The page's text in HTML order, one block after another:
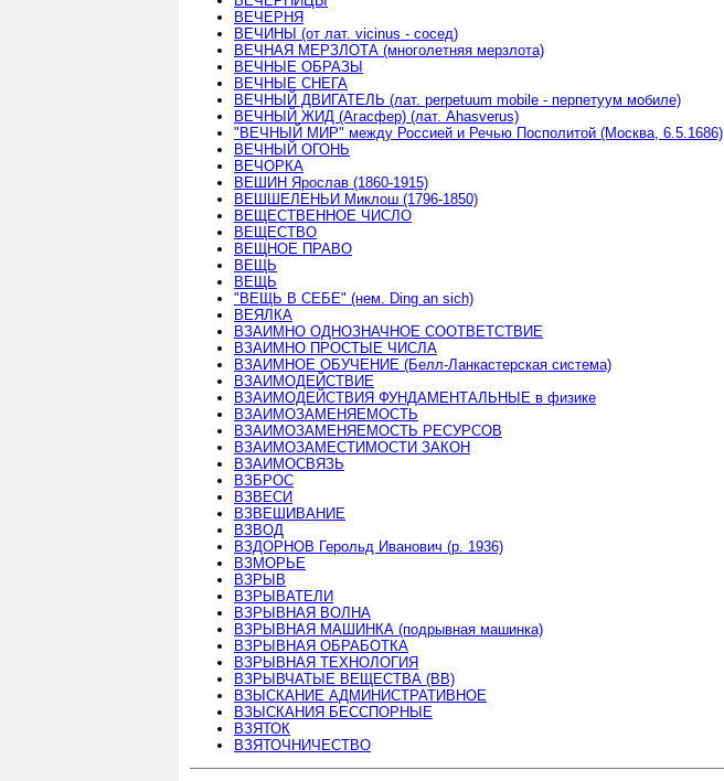
ВЕЧЕРНЯ
ВЕЧИНЫ (от лат. vicinus - сосед)
ВЕЧНАЯ МЕРЗЛОТА (многолетняя мерзлота)
ВЕЧНЫЕ ОБРАЗЫ
ВЕЧНЫЕ СНЕГА
ВЕЧНЫЙ ДВИГАТЕЛЬ (лат. perpetuum mobile - перпетуум мобиле)
ВЕЧНЫЙ ЖИД (Агасфер) (лат. Ahasverus)
"ВЕЧНЫЙ МИР" между Россией и Речью Посполитой (Москва, 6.5.1686)
ВЕЧНЫЙ ОГОНЬ
ВЕЧОРКА
ВЕШИН Ярослав (1860-1915)
ВЕШШЕЛЕНЬИ Миклош (1796-1850)
ВЕЩЕСТВЕННОЕ ЧИСЛО
ВЕЩЕСТВО
ВЕЩНОЕ ПРАВО
ВЕЩЬ
ВЕЩЬ
"ВЕЩЬ В СЕБЕ" (нем. Ding an sich)
ВЕЯЛКА
ВЗАИМНО ОДНОЗНАЧНОЕ СООТВЕТСТВИЕ
ВЗАИМНО ПРОСТЫЕ ЧИСЛА
ВЗАИМНОЕ ОБУЧЕНИЕ (Белл-Ланкастерская система)
ВЗАИМОДЕЙСТВИЕ
ВЗАИМОДЕЙСТВИЯ ФУНДАМЕНТАЛЬНЫЕ в физике
ВЗАИМОЗАМЕНЯЕМОСТЬ
ВЗАИМОЗАМЕНЯЕМОСТЬ РЕСУРСОВ
ВЗАИМОЗАМЕСТИМОСТИ ЗАКОН
ВЗАИМОСВЯЗЬ
ВЗБРОС
ВЗВЕСИ
ВЗВЕШИВАНИЕ
ВЗВОД
ВЗДОРНОВ Герольд Иванович (р. 1936)
ВЗМОРЬЕ
ВЗРЫВ
ВЗРЫВАТЕЛИ
ВЗРЫВНАЯ ВОЛНА
ВЗРЫВНАЯ МАШИНКА (подрывная машинка)
ВЗРЫВНАЯ ОБРАБОТКА
ВЗРЫВНАЯ ТЕХНОЛОГИЯ
ВЗРЫВЧАТЫЕ ВЕЩЕСТВА (ВВ)
ВЗЫСКАНИЕ АДМИНИСТРАТИВНОЕ
ВЗЫСКАНИЯ БЕССПОРНЫЕ
ВЗЯТОК
ВЗЯТОЧНИЧЕСТВО